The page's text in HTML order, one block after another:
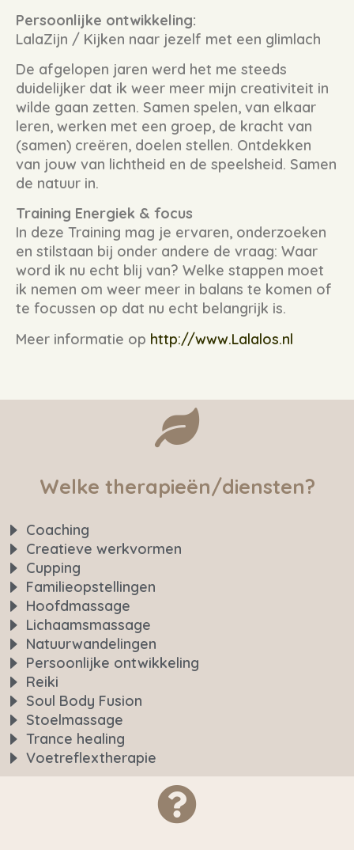
Persoonlijke ontwikkeling:
LalaZijn / Kijken naar jezelf met een glimlach
De afgelopen jaren werd het me steeds
duidelijker dat ik weer meer mijn creativiteit in
wilde gaan zetten. Samen spelen, van elkaar
leren, werken met een groep, de kracht van
(samen) creëren, doelen stellen. Ontdekken
van jouw van lichtheid en de speelsheid. Samen
de natuur in.
Training Energiek & focus
In deze Training mag je ervaren, onderzoeken
en stilstaan bij onder andere de vraag: Waar
word ik nu echt blij van? Welke stappen moet
ik nemen om weer meer in balans te komen of
te focussen op dat nu echt belangrijk is.
Meer informatie op http://www.Lalalos.nl
Welke therapieën/diensten?
Coaching
Creatieve werkvormen
Cupping
Familieopstellingen
Hoofdmassage
Lichaamsmassage
Natuurwandelingen
Persoonlijke ontwikkeling
Reiki
Soul Body Fusion
Stoelmassage
Trance healing
Voetreflextherapie